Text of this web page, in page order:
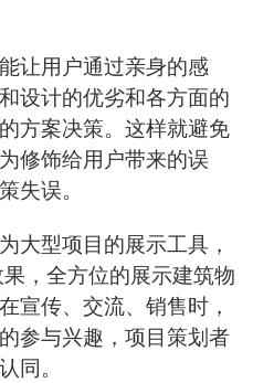
让用户通过亲身的感
设计的优劣和各方面的
方案决策。这样就避免
修饰给用户带来的误
失误。
大型项目的展示工具，
，全方位的展示建筑物
宣传、交流、销售时，
参与兴趣，项目策划者
同。